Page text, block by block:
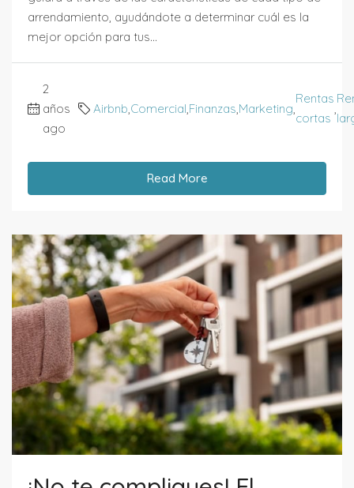
arrendamiento, ayudándote a determinar cuál es la
mejor opción para tus...
2
años
ago
Airbnb,Comercial,Finanzas,Marketing,
Rentas
cortas
,
Read More